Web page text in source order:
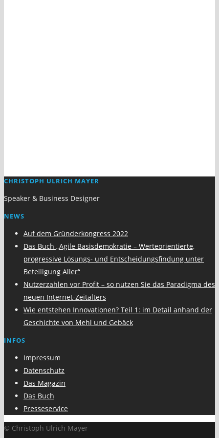
CHRISTOPH ULRICH MAYER
Speaker & Business Designer
NEWS
Auf dem Gründerkongress 2022
Das Buch „Agile Basisdemokratie – Werteorientierte,
progressive Lösungs- und Entscheidungsfindung unter
Beteiligung Aller“
Nutzerzahlen vor Profit – so nutzen Sie das Paradigma des
neuen Internet-Zeitalters
Wie entstehen Innovationen? Teil 1: im Detail anhand der
Geschichte von Mehl und Gebäck
INFOS
Impressum
Datenschutz
Das Magazin
Das Buch
Presseservice
© Christoph Ulrich Mayer